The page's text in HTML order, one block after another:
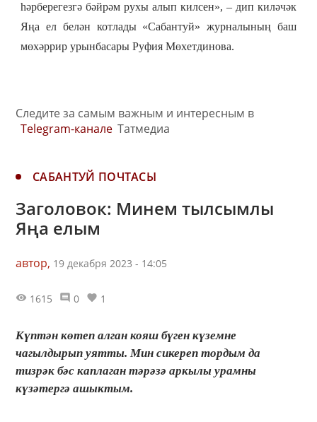
һәрберегезгә бәйрәм рухы алып килсен», – дип киләчәк
Яңа ел белән котлады «Сабантуй» журналының баш
мөхәррир урынбасары Руфия Мөхетдинова.
Следите за самым важным и интересным в
Telegram-канале Татмедиа
САБАНТУЙ ПОЧТАСЫ
Заголовок: Минем тылсымлы
Яңа елым
автор, 19 декабря 2023 - 14:05
1615 0 1
Күптән көтеп алган кояш бүген күземне
чагылдырып уятты. Мин сикереп тордым да
тизрәк бәс каплаган тәрәзә аркылы урамны
күзәтергә ашыктым.